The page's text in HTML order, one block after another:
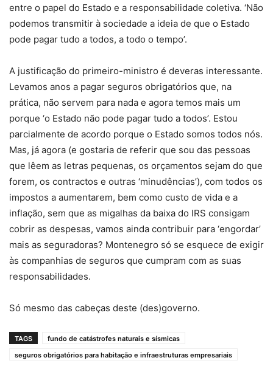
entre o papel do Estado e a responsabilidade coletiva. ‘Não
podemos transmitir à sociedade a ideia de que o Estado
pode pagar tudo a todos, a todo o tempo’.
A justificação do primeiro-ministro é deveras interessante.
Levamos anos a pagar seguros obrigatórios que, na
prática, não servem para nada e agora temos mais um
porque ‘o Estado não pode pagar tudo a todos’. Estou
parcialmente de acordo porque o Estado somos todos nós.
Mas, já agora (e gostaria de referir que sou das pessoas
que lêem as letras pequenas, os orçamentos sejam do que
forem, os contractos e outras ‘minudências’), com todos os
impostos a aumentarem, bem como custo de vida e a
inflação, sem que as migalhas da baixa do IRS consigam
cobrir as despesas, vamos ainda contribuir para ‘engordar’
mais as seguradoras? Montenegro só se esquece de exigir
às companhias de seguros que cumpram com as suas
responsabilidades.
Só mesmo das cabeças deste (des)governo.
TAGS
fundo de catástrofes naturais e sísmicas
seguros obrigatórios para habitação e infraestruturas empresariais